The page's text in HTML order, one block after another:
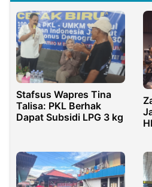
Stafsus Wapres Tina
Talisa: PKL Berhak
Dapat Subsidi LPG 3 kg